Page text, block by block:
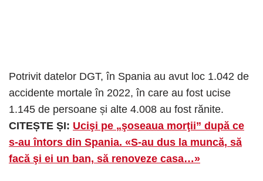
Potrivit datelor DGT, în Spania au avut loc 1.042 de
accidente mortale în 2022, în care au fost ucise
1.145 de persoane și alte 4.008 au fost rănite.
CITEȘTE ȘI: Ucişi pe „şoseaua morţii” după ce
s-au întors din Spania. «S-au dus la muncă, să
facă şi ei un ban, să renoveze casa…»